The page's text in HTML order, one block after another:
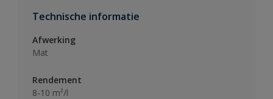
Technische informatie
Afwerking
Mat
Rendement
8-10 m²/l